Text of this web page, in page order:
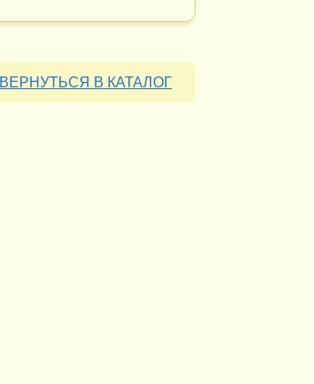
ВЕРНУТЬСЯ В КАТАЛОГ